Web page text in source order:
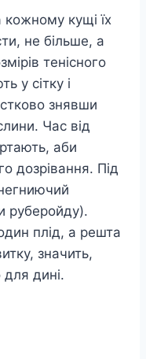
кожному кущі їх
не більше, а
тенісного
у сітку і
знявши
Час від
аби
дозрівання. Під
руберойду).
плід, а решта
значить,
дині.